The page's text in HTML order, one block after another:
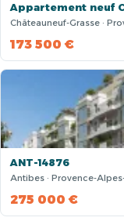
Appartement neuf
Châteauneuf-Grasse ·
173 500 €
ANT-14876
Antibes · Provence-
275 000 €